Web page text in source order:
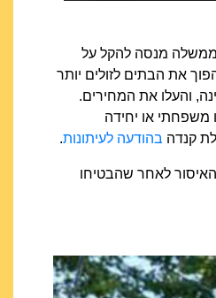
מנסה להקל על
את הבתים לזולים יותר
והעלו את המחירים.‏
כמו בית דו משפחתי או יחידה
קנדה ‏בהודעה לעיתונות‏‏.‏
את האיסור לאחר שהבטיחו